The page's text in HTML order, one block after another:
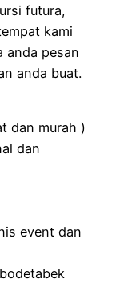
futura,
kami
anda pesan
anda buat.
dan murah )
dan
event dan